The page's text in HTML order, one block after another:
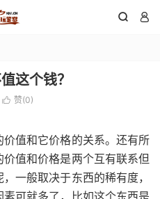
 
这个钱？
 赞(0)
值和它价格的关系。还有所
值和价格是两个互有联系但
一般取决于东西的稀有度，
可就多了，比如这个东西是